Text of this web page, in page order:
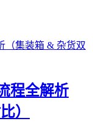
程全解析
）